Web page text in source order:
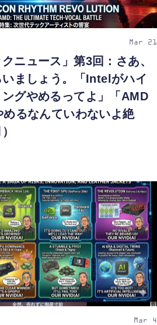
Mar 21
ニュース」第3回：さあ、
ましょう。「Intelがハイ
グやめるってよ」「AMD
るなんていわないよ絶
Mar 4